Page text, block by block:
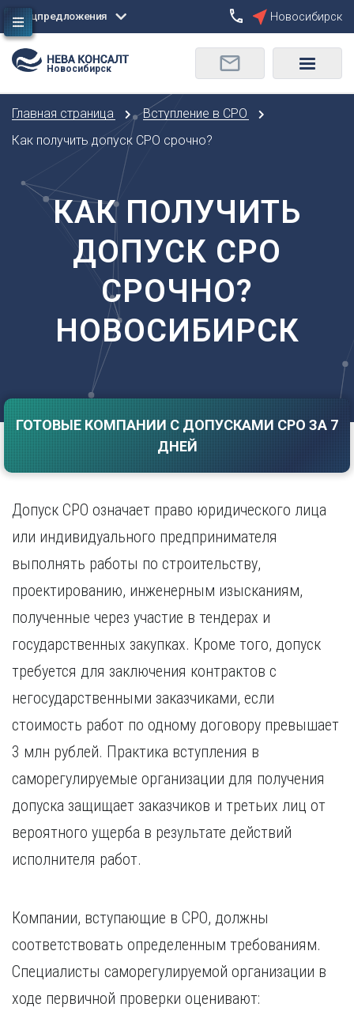
Сбросить
Москва
Санкт-Петербург
Архангельск
Астрахань
Б
Барнаул
Белгород
Брянск
Владивосток
Владикавказ
Владимир
Волгоград
Воронеж
Е
Екатеринбург
И
Ижевск
Иркутск
К
Калининград
Калуга
Кемерово
Краснодар
Красноярск
Курск
Л
Липецк
М
Магнитогорск
Махачкала
Набережные Челны
Нижний Новгород
Нижний Тагил
Новосибирск
О
Орел
Пермь
Р
Ростов-на-Дону
Рязань
С
Самара
Смоленск
Тамбов
Тверь
Томск
Тула
У
Ульяновск
Уфа
Х
Хабаровск
Ч
Чебоксары
Череповец
Спецпредложения Новосибирск
Новосибирск
Главная страница
Вступление в СРО
Как получить допуск СРО срочно?
КАК ПОЛУЧИТЬ
ДОПУСК СРО
СРОЧНО?
НОВОСИБИРСК
ГОТОВЫЕ КОМПАНИИ С ДОПУСКАМИ СРО ЗА 7
ДНЕЙ
Допуск СРО означает право юридического лица
или индивидуального предпринимателя
выполнять работы по строительству,
проектированию, инженерным изысканиям,
полученные через участие в тендерах и
государственных закупках. Кроме того, допуск
требуется для заключения контрактов с
негосударственными заказчиками, если
стоимость работ по одному договору превышает
3 млн рублей. Практика вступления в
саморегулируемые организации для получения
допуска защищает заказчиков и третьих лиц от
вероятного ущерба в результате действий
исполнителя работ.
Компании, вступающие в СРО, должны
соответствовать определенным требованиям.
Специалисты саморегулируемой организации в
ходе первичной проверки оценивают: